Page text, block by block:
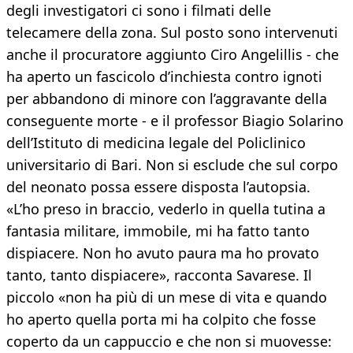
degli investigatori ci sono i filmati delle
telecamere della zona. Sul posto sono intervenuti
anche il procuratore aggiunto Ciro Angelillis - che
ha aperto un fascicolo d’inchiesta contro ignoti
per abbandono di minore con l’aggravante della
conseguente morte - e il professor Biagio Solarino
dell’Istituto di medicina legale del Policlinico
universitario di Bari. Non si esclude che sul corpo
del neonato possa essere disposta l’autopsia.
«L’ho preso in braccio, vederlo in quella tutina a
fantasia militare, immobile, mi ha fatto tanto
dispiacere. Non ho avuto paura ma ho provato
tanto, tanto dispiacere», racconta Savarese. Il
piccolo «non ha più di un mese di vita e quando
ho aperto quella porta mi ha colpito che fosse
coperto da un cappuccio e che non si muovesse: